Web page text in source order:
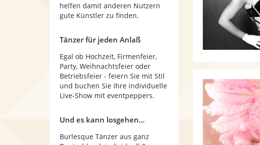
helfen damit anderen Nutzern
gute Künstler zu finden.
Tänzer für jeden Anlaß
Egal ob Hochzeit, Firmenfeier,
Party, Weihnachtsfeier oder
Betriebsfeier - feiern Sie mit Stil
und buchen Sie Ihre individuelle
Live-Show mit eventpeppers.
Und es kann losgehen...
Burlesque Tänzer aus ganz